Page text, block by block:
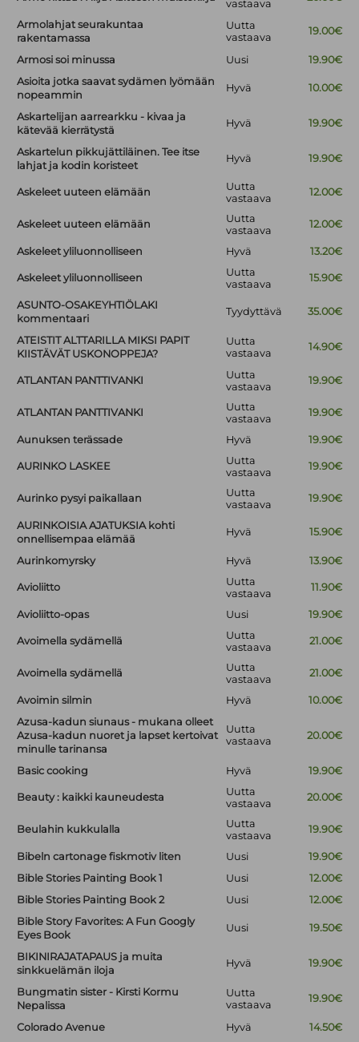
vastaava
Armolahjat seurakuntaa
rakentamassa
Uutta
vastaava
19.00€
Armosi soi minussa Uusi
19.90€
Asioita jotka saavat sydämen lyömään
nopeammin
Hyvä 10.00€
Askartelijan aarrearkku - kivaa ja
kätevää kierrätystä
Hyvä 19.90€
Askartelun pikkujättiläinen. Tee itse
lahjat ja kodin koristeet
Hyvä 19.90€
Askeleet uuteen elämään
Uutta
vastaava
12.00€
Askeleet uuteen elämään
Uutta
vastaava
12.00€
Askeleet yliluonnolliseen Hyvä 13.20€
Askeleet yliluonnolliseen
Uutta
vastaava
15.90€
ASUNTO-OSAKEYHTIÖLAKI
kommentaari
Tyydyttävä 35.00€
ATEISTIT ALTTARILLA MIKSI PAPIT
KIISTÄVÄT USKONOPPEJA?
Uutta
vastaava
14.90€
ATLANTAN PANTTIVANKI
Uutta
vastaava
19.90€
ATLANTAN PANTTIVANKI
Uutta
vastaava
19.90€
Aunuksen terässade Hyvä 19.90€
AURINKO LASKEE
Uutta
vastaava
19.90€
Aurinko pysyi paikallaan
Uutta
vastaava
19.90€
AURINKOISIA AJATUKSIA kohti
onnellisempaa elämää
Hyvä 15.90€
Aurinkomyrsky Hyvä 13.90€
Avioliitto
Uutta
vastaava
11.90€
Avioliitto-opas Uusi 19.90€
Avoimella sydämellä
Uutta
vastaava
21.00€
Avoimella sydämellä
Uutta
vastaava
21.00€
Avoimin silmin Hyvä
10.00€
Azusa-kadun siunaus - mukana olleet
Azusa-kadun nuoret ja lapset kertoivat
minulle tarinansa
Uutta
vastaava
20.00€
Basic cooking Hyvä 19.90€
Beauty : kaikki kauneudesta
Uutta
vastaava
20.00€
Beulahin kukkulalla
Uutta
vastaava
19.90€
Bibeln cartonage fiskmotiv liten Uusi
19.90€
Bible Stories Painting Book 1
Uusi
12.00€
Bible Stories Painting Book 2
Uusi
12.00€
Bible Story Favorites: A Fun Googly
Eyes Book
Uusi 19.50€
BIKINIRAJATAPAUS ja muita
sinkkuelämän iloja
Hyvä 19.90€
Bungmatin sister - Kirsti Kormu
Nepalissa
Uutta
vastaava
19.90€
Colorado Avenue Hyvä
14.50€